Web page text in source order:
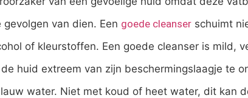
van dien. Een goede cleanser schuimt
of kleurstoffen. Een goede cleanser is mild,
huid extreem van zijn beschermingslaagje te
water. Niet met koud of heet water, dit kan